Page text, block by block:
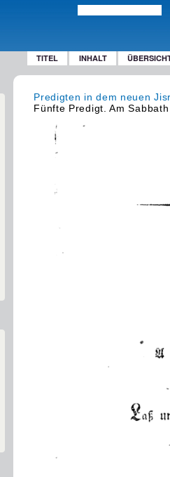
TITEL INHALT
Predigten in dem neuen
Fünfte Predigt. Am